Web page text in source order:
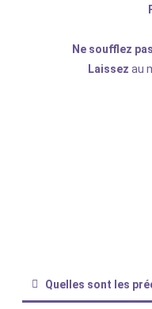
Ne soufflez pas
Laissez au
Quelles sont les